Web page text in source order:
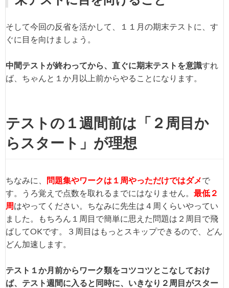
そして今回の反省を活かして、１１月の期末テストに、す
ぐに目を向けましょう。
中間テストが終わってから、直ぐに期末テストを意識すれ
ば、ちゃんと１か月以上前からやることになります。
テストの１週間前は「２周目か
らスタート」が理想
ちなみに、 問題集やワークは１周やっただけではダメで
す。うろ覚えで点数を取れるまでにはなりません。 最低２
周はやってください。ちなみに先生は４周くらいやってい
ました。もちろん１周目で簡単に思えた問題は２周目で飛
ばしてOKです。３周目はもっとスキップできるので、どん
どん加速します。
テスト１か月前からワーク類をコツコツとこなしておけ
ば、テスト週間に入ると同時に、いきなり２周目がスター